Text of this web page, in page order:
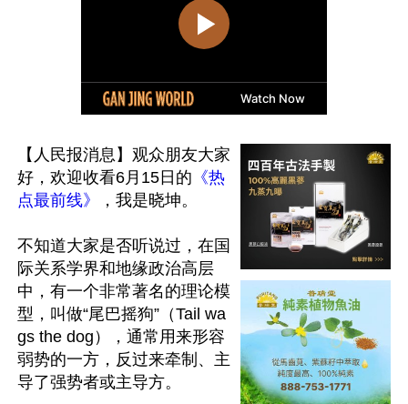
【人民报消息】观众朋友大家
好，欢迎收看6月15日的 《热
点最前线》
，我是晓坤。
不知道大家是否听说过，在国
际关系学界和地缘政治高层
中，有一个非常著名的理论模
型，叫做“尾巴摇狗”（Tail wa
gs the dog），通常用来形容
弱势的一方，反过来牵制、主
导了强势者或主导方。